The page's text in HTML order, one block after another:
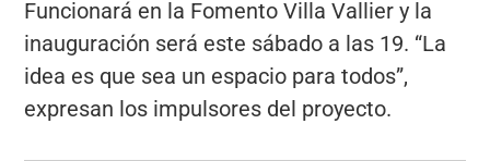
Funcionará en la Fomento Villa Vallier y la
inauguración será este sábado a las 19. “La
idea es que sea un espacio para todos”,
expresan los impulsores del proyecto.